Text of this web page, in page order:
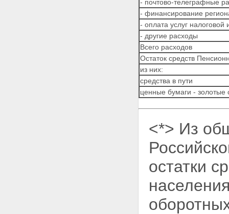
- почтово-телеграфные
- финансирование
- оплата услуг налоговой
- другие расходы
Всего расходов
Остаток средств
из них:
средства в пути
ценные бумаги -
<*> Из
остатки